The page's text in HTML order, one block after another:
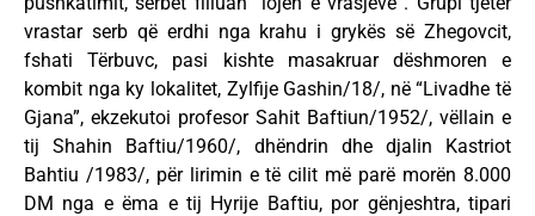
vrastar serb që erdhi nga krahu i grykës së Zhegovcit,
fshati Tërbuvc, pasi kishte masakruar dëshmoren e
kombit nga ky lokalitet, Zylfije Gashin/18/, në “Livadhe të
Gjana”, ekzekutoi profesor Sahit Baftiun/1952/, vëllain e
tij Shahin Baftiu/1960/, dhëndrin dhe djalin Kastriot
Bahtiu /1983/, për lirimin e të cilit më parë morën 8.000
DM nga e ëma e tij Hyrije Baftiu, por gënjeshtra, tipari